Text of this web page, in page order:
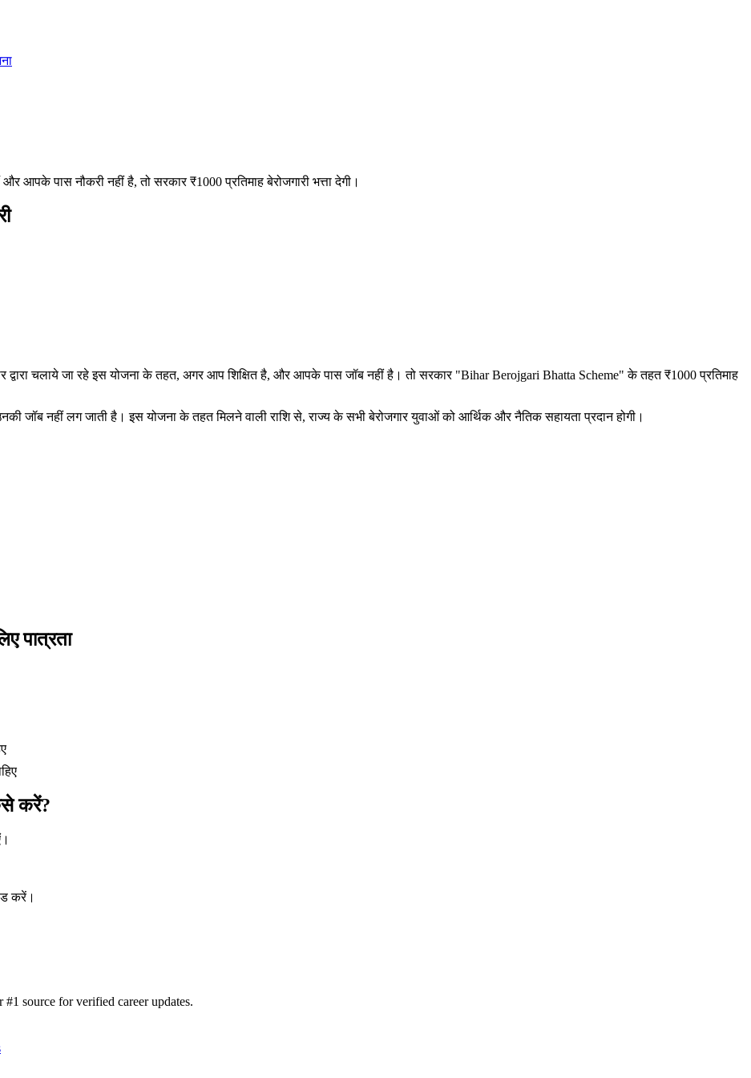
आपके पास नौकरी नहीं है, तो सरकार ₹1000 प्रतिमाह बेरोजगारी भत्ता देगी।
द्वारा चलाये जा रहे इस योजना के तहत, अगर आप शिक्षित है, और आपके पास जॉब नहीं है। तो सरकार "Bihar Berojgari Bhatta Scheme" के तहत ₹1000 प्रतिमाह
जॉब नहीं लग जाती है। इस योजना के तहत मिलने वाली राशि से, राज्य के सभी बेरोजगार युवाओं को आर्थिक और नैतिक सहायता प्रदान होगी।
पात्रता
करें?
करें।
source for verified career updates.